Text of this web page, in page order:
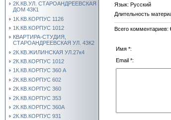
2К.КВ.УЛ. СТАРОАНДРЕЕВСКАЯ
ДОМ 43К1
1К.КВ.КОРПУС 1126
1К.КВ.КОРПУС 1012
КВАРТИРА-СТУДИЯ,
СТАРОАНДРЕЕВСКАЯ УЛ. 43К2
2К.КВ.ЖИЛИНСКАЯ УЛ.27к4
2К.КВ.КОРПУС 1012
1К.КВ.КОРПУС 360 А
2К.КВ.КОРПУС 602
2К.КВ.КОРПУС 360
2К.КВ.КОРПУС 353
2К.КВ.КОРПУС 360А
2К.КВ.КОРПУС 931
Язык: Русский
Длительность
Всего комментариев:
Имя *:
Email *: